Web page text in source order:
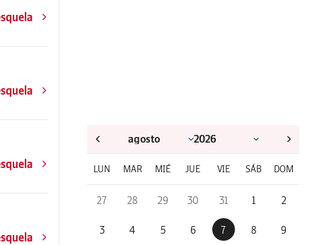
LUN MAR MIÉ JUE VIE SÁB DOM
27 28 29 30 31 1 2
3 4 5 6 7 8 9